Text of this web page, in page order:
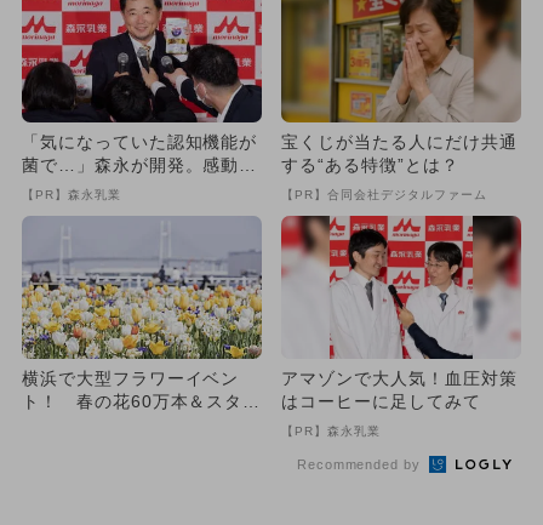
「気になっていた認知機能が
菌で…」森永が開発。感動の
70代続出
【PR】森永乳業
宝くじが当たる人にだけ共通
する“ある特徴”とは？
【PR】合同会社デジタルファーム
横浜で大型フラワーイベン
ト！ 春の花60万本＆スタン
アマゾンで大人気！血圧対策
はコーヒーに足してみて
【PR】森永乳業
Recommended by